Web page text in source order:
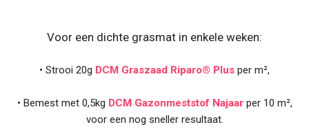
Voor een dichte grasmat in enkele weken:
• Strooi 20g DCM Graszaad Riparo® Plus per m²,
• Bemest met 0,5kg DCM Gazonmeststof Najaarper 10 m²,
voor een nog sneller resultaat.